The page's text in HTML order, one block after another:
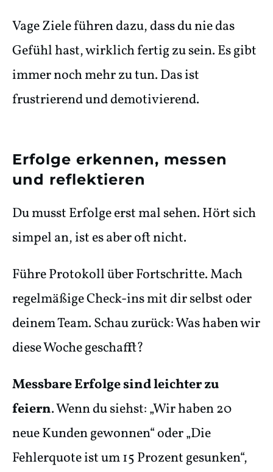
Vage Ziele führen dazu, dass du nie das
Gefühl hast, wirklich fertig zu sein. Es gibt
immer noch mehr zu tun. Das ist
frustrierend und demotivierend.
Erfolge erkennen, messen
und reflektieren
Du musst Erfolge erst mal sehen. Hört sich
simpel an, ist es aber oft nicht.
Führe Protokoll über Fortschritte. Mach
regelmäßige Check-ins mit dir selbst oder
deinem Team. Schau zurück: Was haben wir
diese Woche geschafft?
Messbare Erfolge sind leichter zu
feiern. Wenn du siehst: „Wir haben 20
neue Kunden gewonnen“ oder „Die
Fehlerquote ist um 15 Prozent gesunken“,